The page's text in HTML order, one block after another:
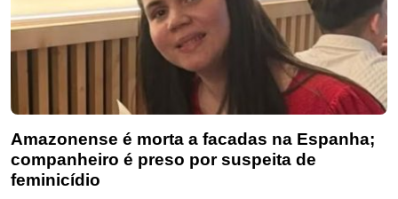
Amazonense é morta a facadas na Espanha;
companheiro é preso por suspeita de
feminicídio